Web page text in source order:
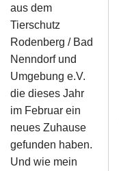
aus dem
Tierschutz
Rodenberg / Bad
Nenndorf und
Umgebung e.V.
die dieses Jahr
im Februar ein
neues Zuhause
gefunden haben.
Und wie mein